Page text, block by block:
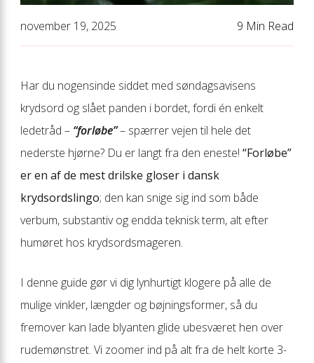
november 19, 2025 9 Min Read
Har du nogensinde siddet med søndagsavisens
krydsord og slået panden i bordet, fordi én enkelt
ledetråd – “forløbe”– spærrer vejen til hele det
nederste hjørne? Du er langt fra den eneste! “Forløbe”
er en af de mest drilske gloser i dansk
krydsordslingo; den kan snige sig ind som både
verbum, substantiv og endda teknisk term, alt efter
humøret hos krydsords­mageren.
I denne guide gør vi dig lynhurtigt klogere på alle de
mulige vinkler, længder og bøjningsformer, så du
fremover kan lade blyanten glide ubesværet hen over
rudemønstret. Vi zoomer ind på alt fra de helt korte 3-